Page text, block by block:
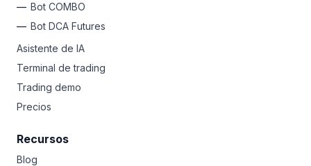
Bot COMBO
Bot DCA Futures
Asistente de IA
Terminal de trading
Trading demo
Precios
Recursos
Blog